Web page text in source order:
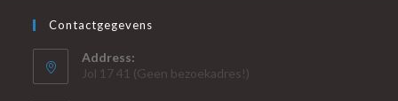
Contactgegevens
Address:
Jol 17 41 (Geen bezoekadres!)